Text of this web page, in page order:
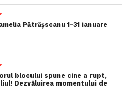
Pătrășscanu 1-31 ianuare
blocului spune cine a rupt,
Dezvăluirea momentului de